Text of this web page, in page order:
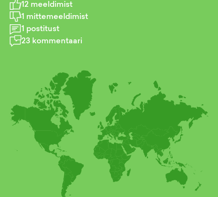
12 meeldimist
1 mittemeeldimist
1 postitust
23 kommentaari